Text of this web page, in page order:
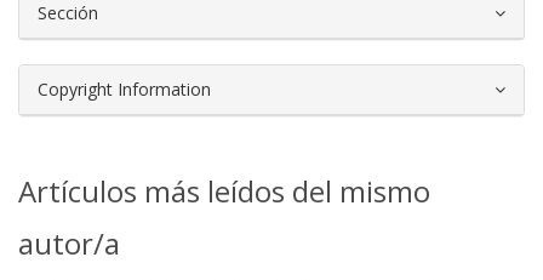
Sección
Copyright Information
Artículos más leídos del mismo
autor/a